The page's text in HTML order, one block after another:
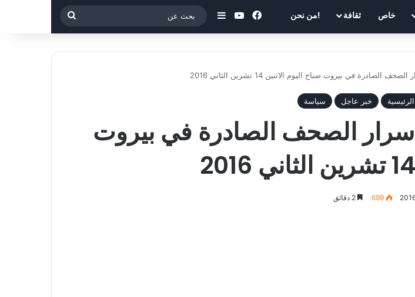
خاص ثقافة !من نحن فيسبوك‫YouTubeإضافة عمود جانبي
بحث
عن
في بيروت صباح اليوم الاثنين 14 تشرين الثاني 2016
خبر عاجل سياسة
الصحف الصادرة في بيروت
699